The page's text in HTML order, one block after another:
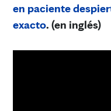
en paciente
exacto. (en inglés)